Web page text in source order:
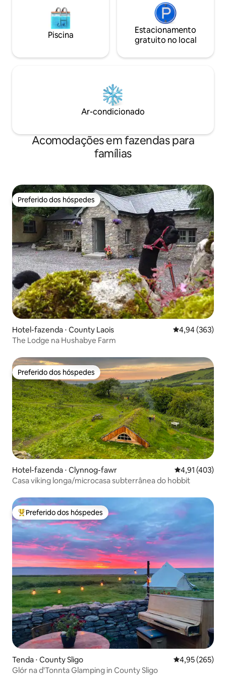
Piscina
Estacionamento
gratuito no local
Ar-condicionado
Acomodações em fazendas para
famílias
Preferido dos hóspedes
Preferido dos hóspedes
Hotel-fazenda ⋅ County Laois 4,94 de uma
4,94 (363)
The Lodge na Hushabye Farm
Preferido dos hóspedes
Preferido dos hóspedes
Hotel-fazenda ⋅ Clynnog-fawr 4,91 de uma
4,91 (403)
Casa viking longa/microcasa subterrânea do hobbit
Entre os melhores preferidos dos hóspedes
Preferido dos hóspedes
Tenda ⋅ County Sligo 4,95 de uma
4,95 (265)
Glór na d'Tonnta Glamping in County Sligo